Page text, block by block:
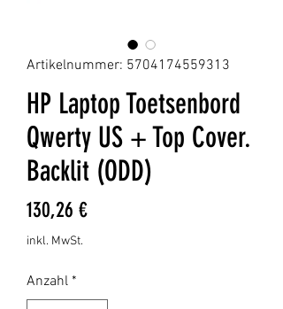
Artikelnummer: 5704174559313
HP Laptop Toetsenbord
Qwerty US + Top Cover.
Backlit (ODD)
130,26 €Preis
inkl. MwSt.
Anzahl *